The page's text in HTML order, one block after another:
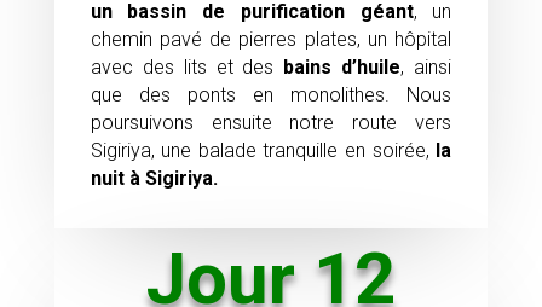
un bassin de purification géant, un
chemin pavé de pierres plates, un hôpital
avec des lits et des bains d’huile, ainsi
que des ponts en monolithes. Nous
poursuivons ensuite notre route vers
Sigiriya, une balade tranquille en soirée, la
nuit à Sigiriya.
Jour 12